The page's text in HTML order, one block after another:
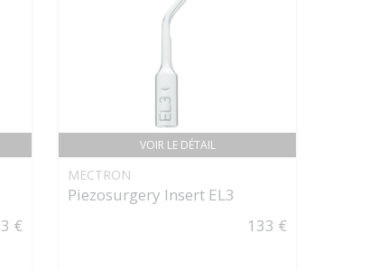
€
VOIR LE DÉTAIL
MECTRON
Piezosurgery Insert EL3
133 €